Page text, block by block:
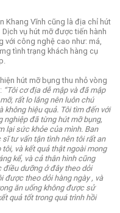
Khang Vĩnh cũng là địa chỉ hút
Dịch vụ hút mỡ được tiến hành
với công nghệ cao như: má,
tình trạng khách hàng cụ
hút mỡ bụng thu nhỏ vòng
“Tôi cơ địa dễ mập và đã mập
rất lo lắng nên luôn chú
không hiệu quả. Tôi tìm đến với
nghiệp đã từng hút mỡ bụng,
lại sức khỏe của mình. Ban
tư vấn tận tình nên tôi rất an
và kết quả thật ngoài mong
kể, và cả thân hình cũng
dưỡng ở đây theo dỏi
được theo dỏi hàng ngày , và
ăn uống không được sử
quả tốt trong quá trình hồi